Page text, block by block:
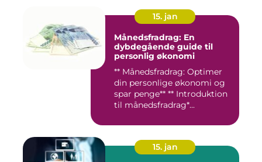
15. jan
Månedsfradrag: En
dybdegående guide til
personlig økonomi
** Månedsfradrag: Optimer
din personlige økonomi og
spar penge** ** Introduktion
til månedsfradrag*...
15. jan